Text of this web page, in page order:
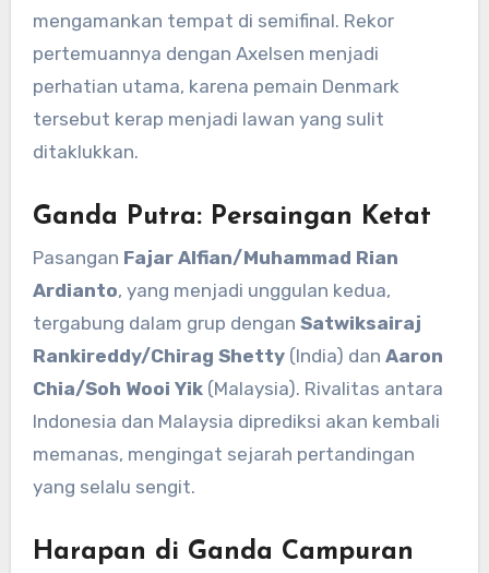
mengamankan tempat di semifinal. Rekor
pertemuannya dengan Axelsen menjadi
perhatian utama, karena pemain Denmark
tersebut kerap menjadi lawan yang sulit
ditaklukkan.
Ganda Putra: Persaingan Ketat
Pasangan Fajar Alfian/Muhammad Rian
Ardianto, yang menjadi unggulan kedua,
tergabung dalam grup dengan Satwiksairaj
Rankireddy/Chirag Shetty(India) dan Aaron
Chia/Soh Wooi Yik(Malaysia). Rivalitas antara
Indonesia dan Malaysia diprediksi akan kembali
memanas, mengingat sejarah pertandingan
yang selalu sengit.
Harapan di Ganda Campuran